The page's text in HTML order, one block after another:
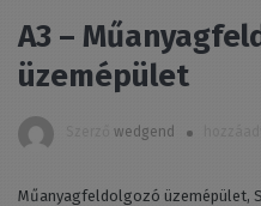
A3 –
üzemépület
wedgend
Műanyagfeldolgozó üzemépület,